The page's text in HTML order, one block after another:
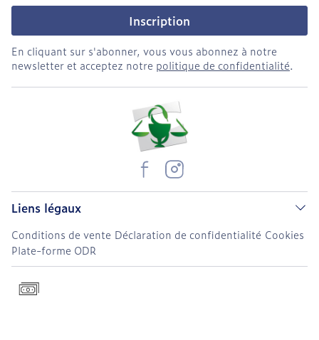
Inscription
En cliquant sur s'abonner, vous vous abonnez à notre
newsletter et acceptez notre politique de confidentialité.
Liens légaux
Conditions de vente Déclaration de confidentialité Cookies
Plate-forme ODR